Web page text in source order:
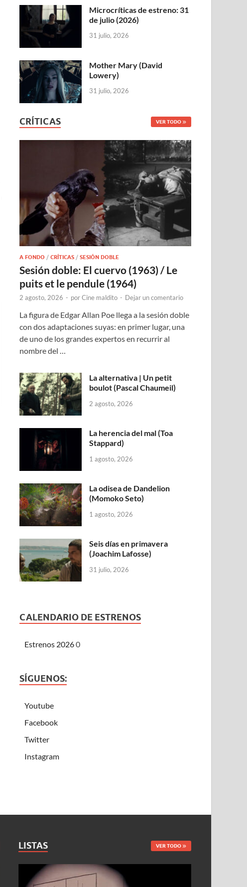
Microcríticas de estreno: 31
de julio (2026)
31 julio, 2026
Mother Mary (David
Lowery)
31 julio, 2026
CRÍTICAS VER TODO
A FONDO /CRÍTICAS /SESIÓN DOBLE
Sesión doble: El cuervo (1963) / Le
puits et le pendule (1964)
2 agosto, 2026 - porCine maldito - Dejar un comentario
La figura de Edgar Allan Poe llega a la sesión doble
con dos adaptaciones suyas: en primer lugar, una
de uno de los grandes expertos en recurrir al
nombre del …
La alternativa | Un petit
boulot (Pascal Chaumeil)
2 agosto, 2026
La herencia del mal (Toa
Stappard)
1 agosto, 2026
La odisea de Dandelion
(Momoko Seto)
1 agosto, 2026
Seis días en primavera
(Joachim Lafosse)
31 julio, 2026
CALENDARIO DE ESTRENOS
Estrenos 20260
SÍGUENOS:
Youtube
Facebook
Twitter
Instagram
LISTAS VER TODO